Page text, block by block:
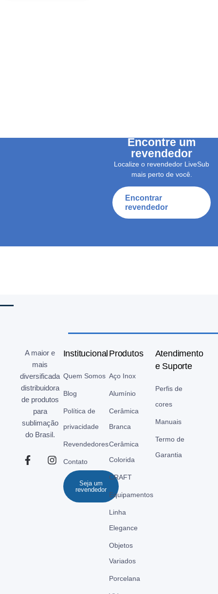
Encontre um
revendedor
Localize o revendedor LiveSub
mais perto de você.
Encontrar
revendedor
A maior e
mais
diversificada
distribuidora
de produtos
para
sublimação
do Brasil.
Institucional
Quem Somos
Blog
Política de
privacidade
Revendedores
Contato
Seja um
revendedor
Produtos
Aço Inox
Alumínio
Cerâmica
Branca
Cerâmica
Colorida
CRAFT
Equipamentos
Linha
Elegance
Objetos
Variados
Porcelana
Atendimento
e Suporte
Perfis de
cores
Manuais
Termo de
Garantia